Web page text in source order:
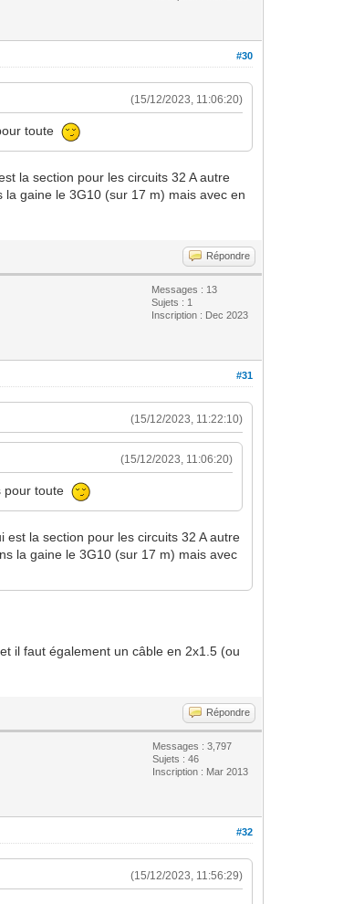
#30
(15/12/2023, 11:06:20)
toute
la section pour les circuits 32 A autre
gaine le 3G10 (sur 17 m) mais avec en
Répondre
Messages : 13
Sujets : 1
Inscription : Dec 2023
#31
(15/12/2023, 11:22:10)
(15/12/2023, 11:06:20)
pour toute
la section pour les circuits 32 A autre
la gaine le 3G10 (sur 17 m) mais avec
il faut également un câble en 2x1.5 (ou
Répondre
Messages : 3,797
Sujets : 46
Inscription : Mar 2013
#32
(15/12/2023, 11:56:29)